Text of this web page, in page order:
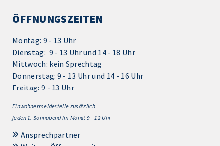
ÖFFNUNGSZEITEN
Montag: 9 - 13 Uhr
Dienstag: 9 - 13 Uhr und 14 - 18 Uhr
Mittwoch: kein Sprechtag
Donnerstag: 9 - 13 Uhr und 14 - 16 Uhr
Freitag: 9 - 13 Uhr
Einwohnermeldestelle zusätzlich
jeden 1. Sonnabend im Monat 9 - 12 Uhr
Ansprechpartner